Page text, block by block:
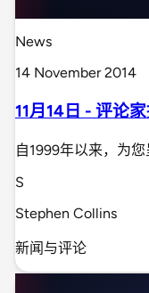
News
14 November 2014
11月14日 - 评论
自1999年以来，为
S
Stephen Collins
新闻与评论